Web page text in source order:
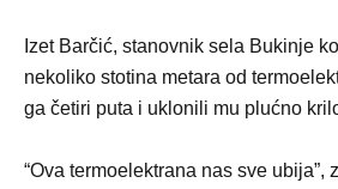
Izet Barčić, stanovnik sela Bukinje
nekoliko stotina metara od
ga četiri puta i uklonili mu plućno
“Ova termoelektrana nas sve ubija”,